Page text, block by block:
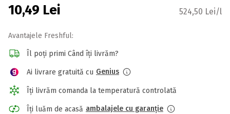
10,49 Lei 524,50 Lei/l
Avantajele Freshful:
Îl poți primi Când îți livrăm?
Ai livrare gratuită cu Genius
Îți livrăm comanda la temperatură controlată
Îți luăm de acasă ambalajele cu garanție